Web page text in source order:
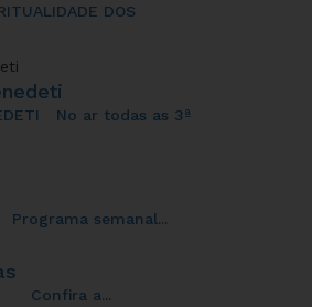
DOS
No ar todas as 3ª
semanal...
Confira a...